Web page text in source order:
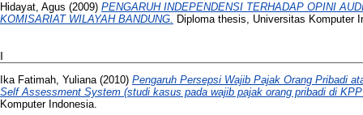
Hidayat, Agus (2009) PENGARUH INDEPENDENSI TERHADAP OPINI
KOMISARIAT WILAYAH BANDUNG. Diploma thesis, Universitas Komputer
I
Ika Fatimah, Yuliana (2010) Pengaruh Persepsi Wajib Pajak Orang Pribadi
Self Assessment System (studi kasus pada wajib pajak orang pribadi di
Komputer Indonesia.